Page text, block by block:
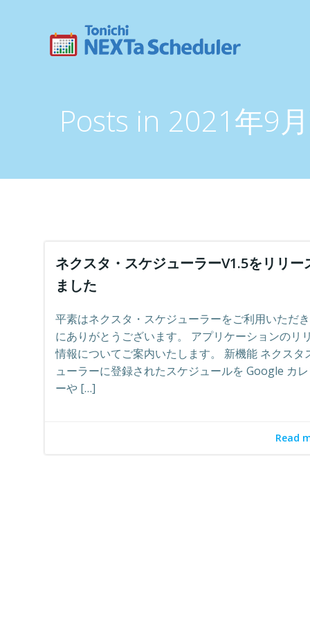
Posts in 2021年9
ネクスタ・スケジューラーV1.5をリリー
ました
平素はネクスタ・スケジューラーをご利用いただ
にありがとうございます。 アプリケーションのリ
情報についてご案内いたします。 新機能 ネクスタ
ューラーに登録されたスケジュールを Google カ
ーや […]
Read